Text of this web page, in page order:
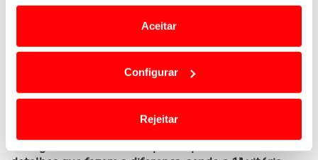
e anúncios de modo a promover produtos e/ou serviços.
Em alguns casos, a utilização destas tecnologias
termos e a todo o tempo as suas preferências e limitando
o acesso a informações durante a navegação no
Aceitar
Configurar
Rejeitar